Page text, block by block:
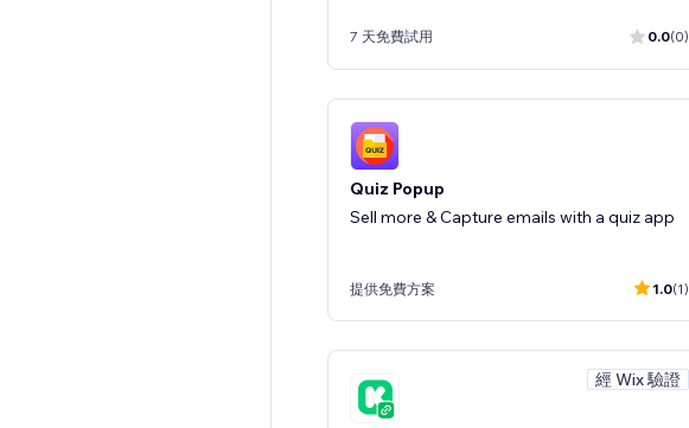
7 天免費試用 0.0(0)
Quiz Popup
Sell more & Capture emails with a quiz app
提供免費方案 1.0(1)
經 Wix 驗證